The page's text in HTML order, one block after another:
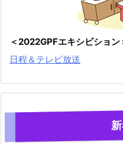
＜2022GPFエキシビション
日程＆テレビ放送